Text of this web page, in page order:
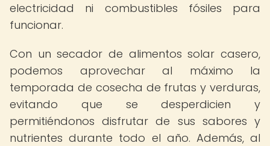
electricidad ni combustibles fósiles para
funcionar.
Con un secador de alimentos solar casero,
podemos aprovechar al máximo la
temporada de cosecha de frutas y verduras,
evitando que se desperdicien y
permitiéndonos disfrutar de sus sabores y
nutrientes durante todo el año. Además, al